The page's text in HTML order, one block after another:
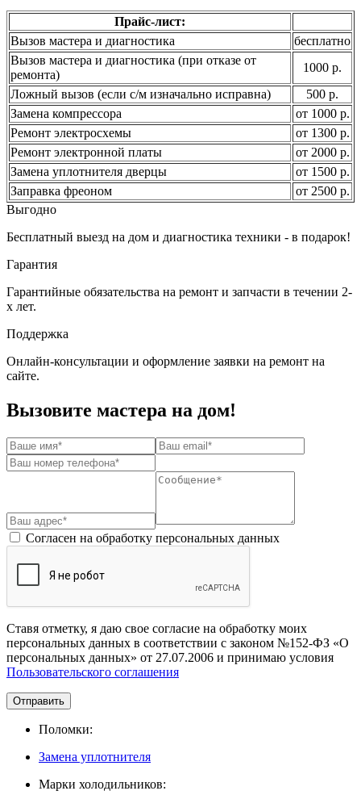
Прайс-лист:
Вызов мастера и диагностика
бесплатно
Вызов мастера и диагностика (при отказе от
ремонта)
1000 р.
Ложный вызов (если с/м изначально исправна)
500 р.
Замена компрессора
от 1000 р.
Ремонт электросхемы
от 1300 р.
Ремонт электронной платы
от 2000 р.
Замена уплотнителя дверцы
от 1500 р.
Заправка фреоном
от 2500 р.
Выгодно
Бесплатный выезд на дом и диагностика техники - в подарок!
Гарантия
Гарантийные обязательства на ремонт и запчасти в течении 2-
х лет.
Поддержка
Онлайн-консультации и оформление заявки на ремонт на
сайте.
Вызовите мастера на дом!
Согласен на обработку персональных данных
Ставя отметку, я даю свое согласие на обработку моих
персональных данных в соответствии с законом №152-ФЗ «О
персональных данных» от 27.07.2006 и принимаю условия
Пользовательского соглашения
Отправить
Поломки:
Замена уплотнителя
Марки холодильников: